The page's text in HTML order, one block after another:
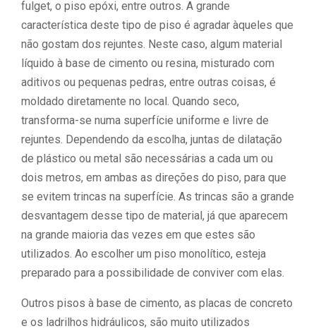
fulget, o piso epóxi, entre outros. A grande
característica deste tipo de piso é agradar àqueles que
não gostam dos rejuntes. Neste caso, algum material
líquido à base de cimento ou resina, misturado com
aditivos ou pequenas pedras, entre outras coisas, é
moldado diretamente no local. Quando seco,
transforma-se numa superfície uniforme e livre de
rejuntes. Dependendo da escolha, juntas de dilatação
de plástico ou metal são necessárias a cada um ou
dois metros, em ambas as direções do piso, para que
se evitem trincas na superfície. As trincas são a grande
desvantagem desse tipo de material, já que aparecem
na grande maioria das vezes em que estes são
utilizados. Ao escolher um piso monolítico, esteja
preparado para a possibilidade de conviver com elas.
Outros pisos à base de cimento, as placas de concreto
e os ladrilhos hidráulicos, são muito utilizados